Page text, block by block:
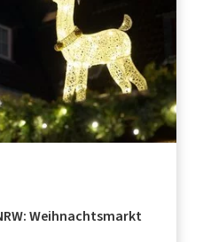
Weihnachtsmarkt